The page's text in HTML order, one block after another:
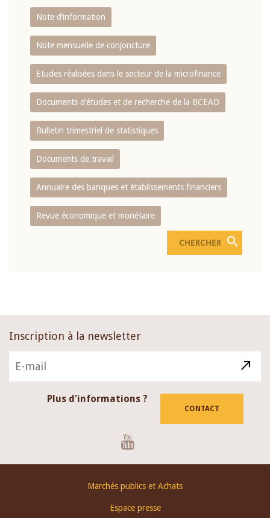
Note d’information
Note mensuelle de conjoncture
Etudes réalisées dans le secteur de la microfinance
Documents d’études et de recherche de la BCEAO
Bulletin trimestriel de statistiques
Documents de travail
Annuaire des banques et établissements financiers
Revue économique et monétaire
Inscription à la newsletter
Plus d'informations ?
CONTACT
Marchés publics et Achats
Espace presse